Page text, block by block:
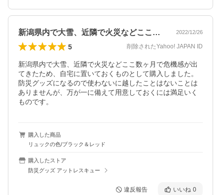
新潟県内で大雪、近隣で火災などここ数ヶ… 2022/12/26
5 削除されたYahoo! JAPAN ID
新潟県内で大雪、近隣で火災などここ数ヶ月で危機感が出
てきたため、自宅に置いておくものとして購入しました。
防災グッズになるので使わないに越したことはないことは
ありませんが、万が一に備えて用意しておくには満足いく
ものです。
購入した商品
リュックの色/ブラック＆レッド
購入したストア
防災グッズ アットレスキュー
違反報告 いいね 0